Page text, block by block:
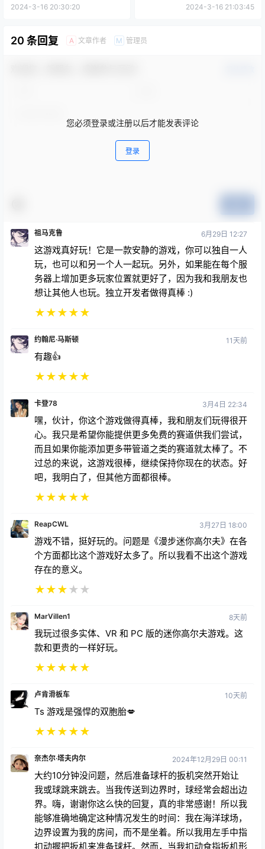
2024-3-16 20:30:20 2024-3-16 21:03:45
20 条回复 A 文章作者 M 管理员
您必须登录或注册以后才能发表评论
登录
祖马克鲁 6月29日 12:27
这游戏真好玩！它是一款安静的游戏，你可以独自一人
玩，也可以和另一个人一起玩。另外，如果能在每个服
务器上增加更多玩家位置就更好了，因为我和我朋友也
想让其他人也玩。独立开发者做得真棒 :)
★★★★★
约翰尼·马斯顿 11天前
有趣👍
★★★★★
卡登78 3月4日 22:34
嘿，伙计，你这个游戏做得真棒，我和朋友们玩得很开
心。我只是希望你能提供更多免费的赛道供我们尝试，
而且如果你能添加更多带管道之类的赛道就太棒了。不
过总的来说，这游戏很棒，继续保持你现在的状态。好
吧，我明白了，但其他方面都很棒。
★★★★★
ReapCWL 3月27日 18:00
游戏不错，挺好玩的。问题是《漫步迷你高尔夫》在各
个方面都比这个游戏好太多了。所以我看不出这个游戏
存在的意义。
★★★★ ★
MarVillen1 8天前
我玩过很多实体、VR 和 PC 版的迷你高尔夫游戏。这
款和更贵的一样好玩。
★★★★★
卢肯滑板车 10天前
Ts 游戏是强悍的双胞胎💋
★★★★★
奈杰尔·塔夫内尔 2024年12月29日 00:11
大约10分钟没问题，然后准备球杆的扳机突然开始让
我或球跳来跳去。当我传送到边界时，球经常会超出边
界。嗨，谢谢你这么快的回复，真的非常感谢！所以我
能够准确地确定这种情况发生的时间：我在海洋球场，
边界设置为我的房间，而不是坐着。所以我用左手中指
扣动握把扳机来准备球杆。然而，当我扣动食指扳机形